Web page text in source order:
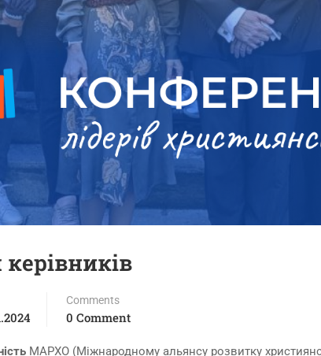
Comments
0 Comment
МАРХО (Міжнародному альянсу розвитку